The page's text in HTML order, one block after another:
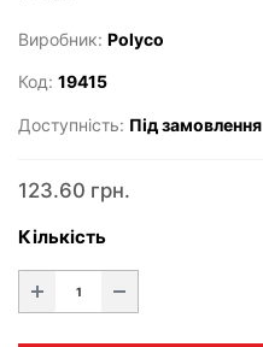
Виробник: Polyco
Код: 19415
Доступність: Під замовлення
123.60 грн.
Кількість